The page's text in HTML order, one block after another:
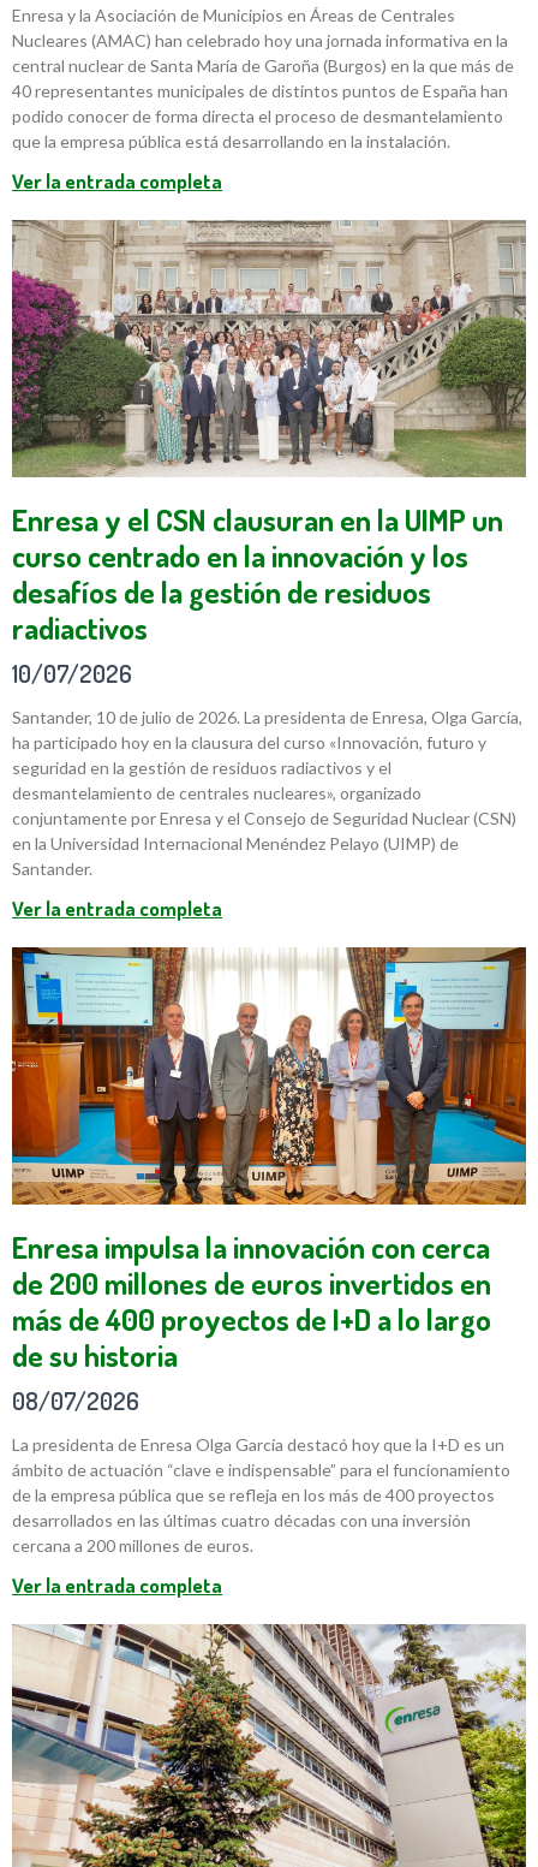
Enresa y la Asociación de Municipios en Áreas de Centrales
Nucleares (AMAC) han celebrado hoy una jornada informativa en la
central nuclear de Santa María de Garoña (Burgos) en la que más de
40 representantes municipales de distintos puntos de España han
podido conocer de forma directa el proceso de desmantelamiento
que la empresa pública está desarrollando en la instalación.
Ver la entrada completa
Enresa y el CSN clausuran en la UIMP un
curso centrado en la innovación y los
desafíos de la gestión de residuos
radiactivos
10/07/2026
Santander, 10 de julio de 2026. La presidenta de Enresa, Olga García,
ha participado hoy en la clausura del curso «Innovación, futuro y
seguridad en la gestión de residuos radiactivos y el
desmantelamiento de centrales nucleares», organizado
conjuntamente por Enresa y el Consejo de Seguridad Nuclear (CSN)
en la Universidad Internacional Menéndez Pelayo (UIMP) de
Santander.
Ver la entrada completa
Enresa impulsa la innovación con cerca
de 200 millones de euros invertidos en
más de 400 proyectos de I+D a lo largo
de su historia
08/07/2026
La presidenta de Enresa Olga García destacó hoy que la I+D es un
ámbito de actuación “clave e indispensable” para el funcionamiento
de la empresa pública que se refleja en los más de 400 proyectos
desarrollados en las últimas cuatro décadas con una inversión
cercana a 200 millones de euros.
Ver la entrada completa